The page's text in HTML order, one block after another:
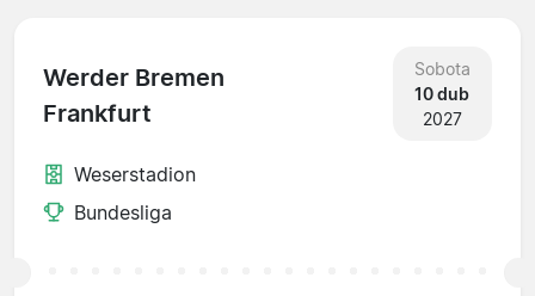
Werder Bremen
Frankfurt
Sobota
10 dub
2027
Weserstadion
Bundesliga